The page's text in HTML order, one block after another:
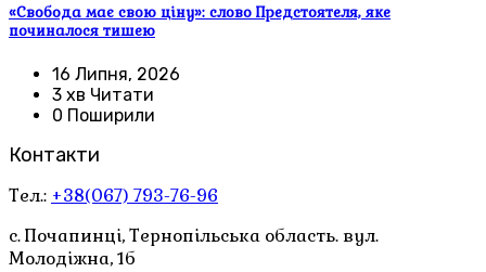
«Свобода має свою ціну»: слово Предстоятеля, яке
починалося тишею
16 Липня, 2026
3 хв Читати
0 Поширили
Контакти
Тел.: +38(067) 793-76-96
с. Почапинці, Тернопільська область. вул.
Молодіжна, 1б